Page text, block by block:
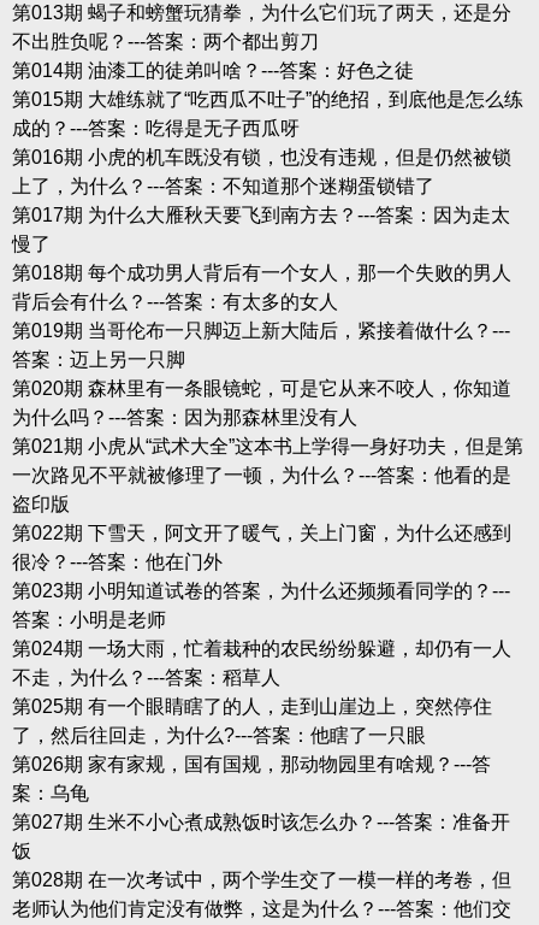
第013期 蝎子和螃蟹玩猜拳，为什么它们玩了两天，还是分
不出胜负呢？---答案：两个都出剪刀
第014期 油漆工的徒弟叫啥？---答案：好色之徒
第015期 大雄练就了“吃西瓜不吐子”的绝招，到底他是怎么练
成的？---答案：吃得是无子西瓜呀
第016期 小虎的机车既没有锁，也没有违规，但是仍然被锁
上了，为什么？---答案：不知道那个迷糊蛋锁错了
第017期 为什么大雁秋天要飞到南方去？---答案：因为走太
慢了
第018期 每个成功男人背后有一个女人，那一个失败的男人
背后会有什么？---答案：有太多的女人
第019期 当哥伦布一只脚迈上新大陆后，紧接着做什么？---
答案：迈上另一只脚
第020期 森林里有一条眼镜蛇，可是它从来不咬人，你知道
为什么吗？---答案：因为那森林里没有人
第021期 小虎从“武术大全”这本书上学得一身好功夫，但是第
一次路见不平就被修理了一顿，为什么？---答案：他看的是
盗印版
第022期 下雪天，阿文开了暖气，关上门窗，为什么还感到
很冷？---答案：他在门外
第023期 小明知道试卷的答案，为什么还频频看同学的？---
答案：小明是老师
第024期 一场大雨，忙着栽种的农民纷纷躲避，却仍有一人
不走，为什么？---答案：稻草人
第025期 有一个眼睛瞎了的人，走到山崖边上，突然停住
了，然后往回走，为什么?---答案：他瞎了一只眼
第026期 家有家规，国有国规，那动物园里有啥规？---答
案：乌龟
第027期 生米不小心煮成熟饭时该怎么办？---答案：准备开
饭
第028期 在一次考试中，两个学生交了一模一样的考卷，但
老师认为他们肯定没有做弊，这是为什么？---答案：他们交